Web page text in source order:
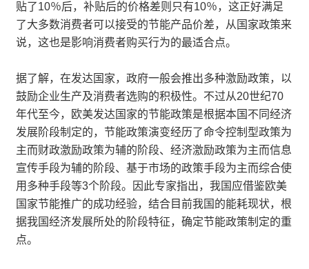
贴了10％后，补贴后的价格差则只有10％，这正好满足
了大多数消费者可以接受的节能产品价差，从国家政策来
说，这也是影响消费者购买行为的最适合点。
据了解，在发达国家，政府一般会推出多种激励政策，以
鼓励企业生产及消费者选购的积极性。不过从20世纪70
年代至今，欧美发达国家的节能政策是根据本国不同经济
发展阶段制定的，节能政策演变经历了命令控制型政策为
主而财政激励政策为辅的阶段、经济激励政策为主而信息
宣传手段为辅的阶段、基于市场的政策手段为主而综合使
用多种手段等3个阶段。因此专家指出，我国应借鉴欧美
国家节能推广的成功经验，结合目前我国的能耗现状，根
据我国经济发展所处的阶段特征，确定节能政策制定的重
点。